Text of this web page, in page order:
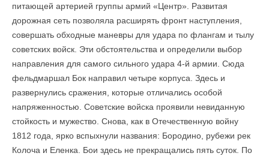
питающей артерией группы армий «Центр». Развитая
дорожная сеть позволяла расширять фронт наступления,
совершать обходные маневры для удара по флангам и тылу
советских войск. Эти обстоятельства и определили выбор
направления для самого сильного удара 4-й армии. Сюда
фельдмаршал Бок направил четыре корпуса. Здесь и
развернулись сражения, которые отличались особой
напряженностью. Советские войска проявили невиданную
стойкость и мужество. Снова, как в Отечественную войну
1812 года, ярко вспыхнули названия: Бородино, рубежи рек
Колоча и Еленка. Бои здесь не прекращались пять суток. По